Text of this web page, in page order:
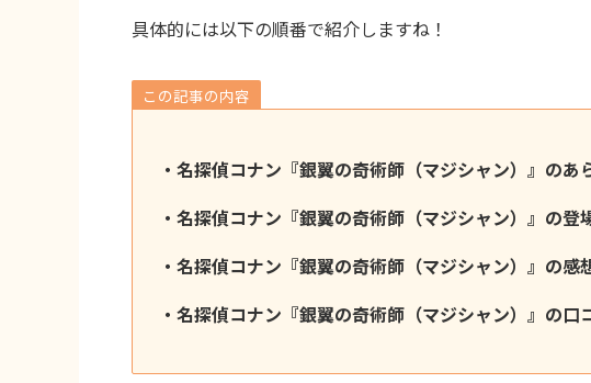
具体的には以下の順番で紹介しますね！
この記事の内容
・名探偵コナン『銀翼の奇術師（マジシャン）』のあ
・名探偵コナン『銀翼の奇術師（マジシャン）』の登
・名探偵コナン『銀翼の奇術師（マジシャン）』の感
・名探偵コナン『銀翼の奇術師（マジシャン）』の口